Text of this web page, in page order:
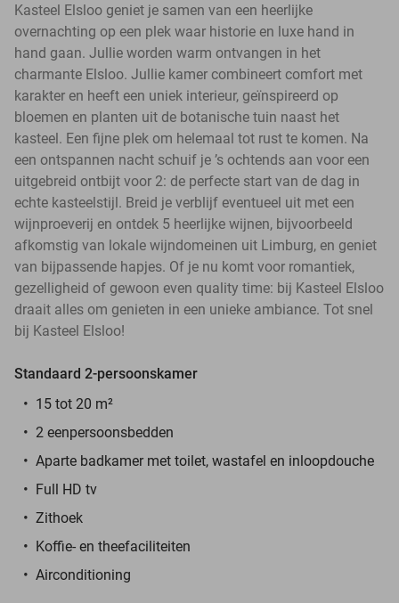
Kasteel Elsloo geniet je samen van een heerlijke
overnachting op een plek waar historie en luxe hand in
hand gaan. Jullie worden warm ontvangen in het
charmante Elsloo. Jullie kamer combineert comfort met
karakter en heeft een uniek interieur, geïnspireerd op
bloemen en planten uit de botanische tuin naast het
kasteel. Een fijne plek om helemaal tot rust te komen. Na
een ontspannen nacht schuif je ’s ochtends aan voor een
uitgebreid ontbijt voor 2: de perfecte start van de dag in
echte kasteelstijl. Breid je verblijf eventueel uit met een
wijnproeverij en ontdek 5 heerlijke wijnen, bijvoorbeeld
afkomstig van lokale wijndomeinen uit Limburg, en geniet
van bijpassende hapjes. Of je nu komt voor romantiek,
gezelligheid of gewoon even quality time: bij Kasteel Elsloo
draait alles om genieten in een unieke ambiance. Tot snel
bij Kasteel Elsloo!
Standaard 2-persoonskamer
15 tot 20 m²
2 eenpersoonsbedden
Aparte badkamer met toilet, wastafel en inloopdouche
Full HD tv
Zithoek
Koffie- en theefaciliteiten
Airconditioning